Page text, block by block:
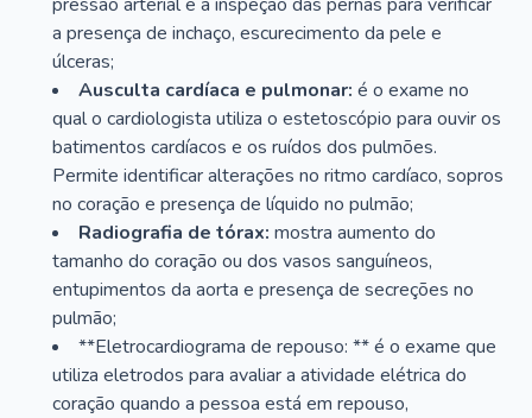
a presença de inchaço, escurecimento da pele e
úlceras;
Ausculta cardíaca e pulmonar: é o exame no
qual o cardiologista utiliza o estetoscópio para ouvir os
batimentos cardíacos e os ruídos dos pulmões.
Permite identificar alterações no ritmo cardíaco, sopros
no coração e presença de líquido no pulmão;
Radiografia de tórax: mostra aumento do
tamanho do coração ou dos vasos sanguíneos,
entupimentos da aorta e presença de secreções no
pulmão;
**Eletrocardiograma de repouso: ** é o exame que
utiliza eletrodos para avaliar a atividade elétrica do
coração quando a pessoa está em repouso,